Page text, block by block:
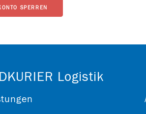
SPERREN
Logistik